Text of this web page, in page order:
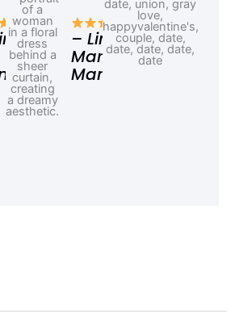
– Linda,
Marketing
Manager